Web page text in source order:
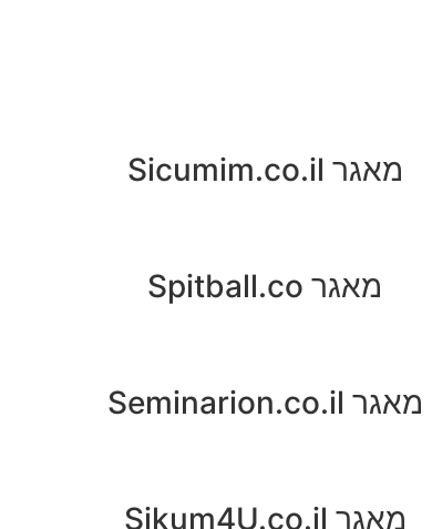
מאגר Sicumim.co.il
מאגר Spitball.co
מאגר Seminarion.co.il
מאגר Sikum4U.co.il